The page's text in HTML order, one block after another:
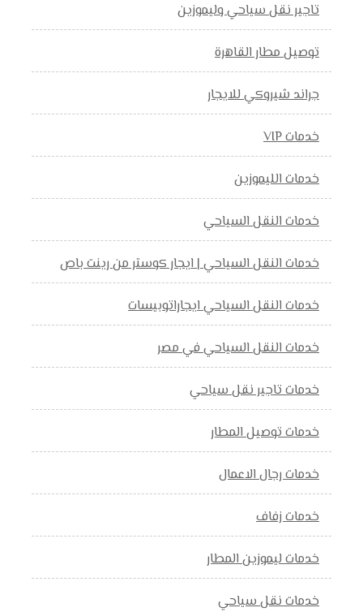
تاجير نقل سياحي وليموزين
توصيل مطار القاهرة
جراند شيروكي للايجار
خدمات VIP
خدمات الليموزين
خدمات النقل السياحي
خدمات النقل السياحي | ايجار كوستر من رينت باص
خدمات النقل السياحي ايجاراتوبيسات
خدمات النقل السياحي في مصر
خدمات تاجير نقل سياحي
خدمات توصيل المطار
خدمات رجال الاعمال
خدمات زفاف
خدمات ليموزين المطار
خدمات نقل سياحي